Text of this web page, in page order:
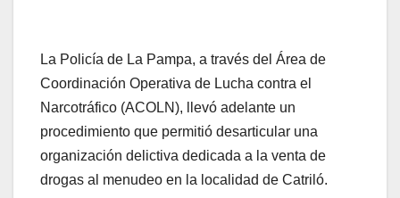
La Policía de La Pampa, a través del Área de
Coordinación Operativa de Lucha contra el
Narcotráfico (ACOLN), llevó adelante un
procedimiento que permitió desarticular una
organización delictiva dedicada a la venta de
drogas al menudeo en la localidad de Catriló.